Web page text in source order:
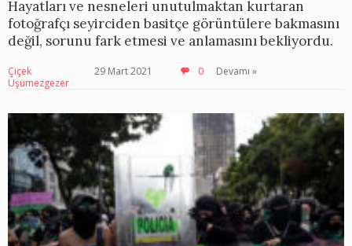
Hayatları ve nesneleri unutulmaktan kurtaran
fotoğrafçı seyirciden basitçe görüntülere bakmasını
değil, sorunu fark etmesi ve anlamasını bekliyordu.
Çiçek
Üşümezgezer
29 Mart 2021 0 Devamı »